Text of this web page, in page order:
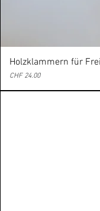
Holzklammern für
Preis
CHF 24.00